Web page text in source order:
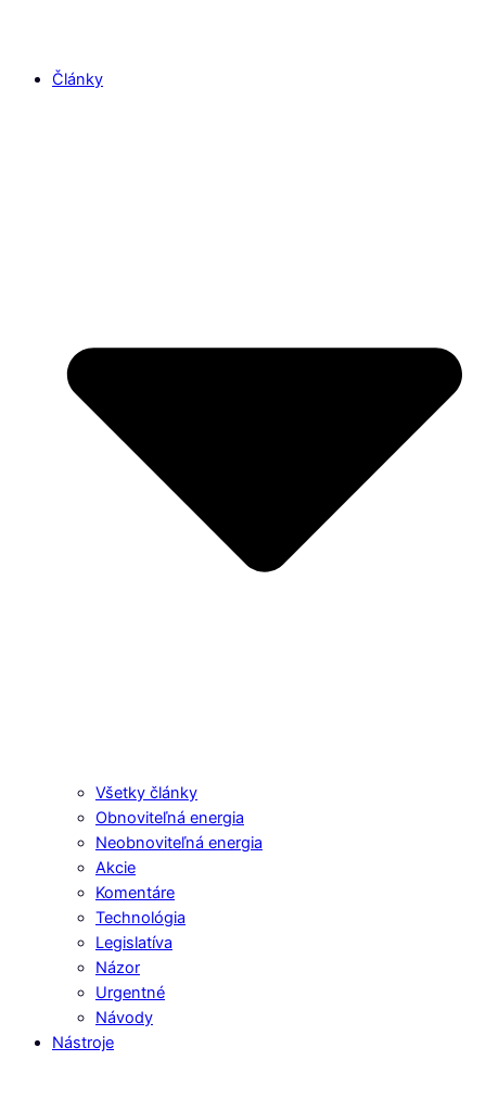
Články
Všetky články
Obnoviteľná energia
Neobnoviteľná energia
Akcie
Komentáre
Technológia
Legislatíva
Názor
Urgentné
Návody
Nástroje